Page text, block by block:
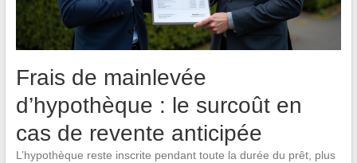
Frais de mainlevée
d’hypothèque : le surcoût en
cas de revente anticipée
L’hypothèque reste inscrite pendant toute la durée du prêt, plus